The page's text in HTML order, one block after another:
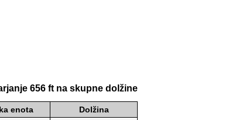
656 ft na skupne dolžine
enota Dolžina